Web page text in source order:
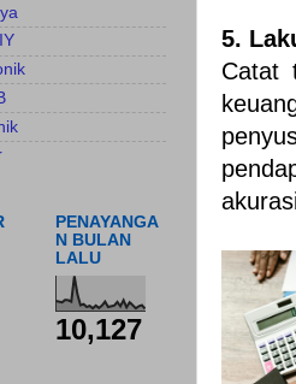
5.
Catat
PENAYANGA
N BULAN
LALU
10,127